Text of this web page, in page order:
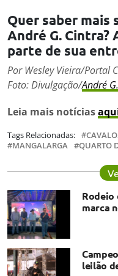
Quer saber
André G. Cintra?
parte de sua
Por Wesley Vieira/Portal
Foto: Divulgação/André
Leia mais notícias
Tags Relacionadas:
MANGALARGA
QUARTO
Rodeio
marca
leilão